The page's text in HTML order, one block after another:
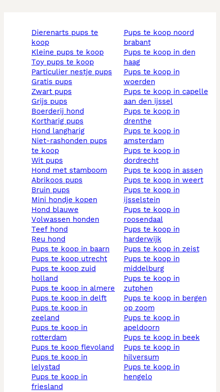
dierenarts pups te
koop
kleine pups te koop
toy pups te koop
particulier nestje pups
gratis pups
zwart pups
grijs pups
boerderij hond
kortharig pups
hond langharig
niet-rashonden pups
te koop
wit pups
hond met stamboom
abrikoos pups
bruin pups
mini hondje kopen
hond blauwe
volwassen honden
teef hond
reu hond
pups te koop in baarn
pups te koop utrecht
pups te koop zuid
holland
pups te koop in almere
pups te koop in delft
pups te koop in
zeeland
pups te koop in
rotterdam
pups te koop flevoland
pups te koop in
lelystad
pups te koop in
friesland
pups te koop noord
brabant
pups te koop in den
haag
pups te koop in
woerden
pups te koop in capelle
aan den ijssel
pups te koop in
drenthe
pups te koop in
amsterdam
pups te koop in
dordrecht
pups te koop in assen
pups te koop in weert
pups te koop in
ijsselstein
pups te koop in
roosendaal
pups te koop in
harderwijk
pups te koop in zeist
pups te koop in
middelburg
pups te koop in
zutphen
pups te koop in bergen
op zoom
pups te koop in
apeldoorn
pups te koop in beek
pups te koop in
hilversum
pups te koop in
hengelo